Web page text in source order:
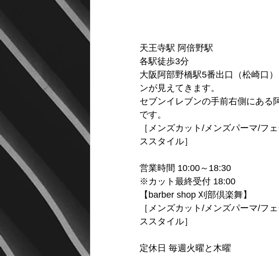
天王寺駅 阿倍野駅
各駅徒歩3分
大阪阿部野橋駅5番出口（松崎口
ンが見えてきます。
セブンイレブンの手前右側にある
です。
［メンズカット/メンズパーマ/フ
ススタイル］
営業時間 10:00～18:30
※カット最終受付 18:00
【barber shop 刈部倶楽舞】
［メンズカット/メンズパーマ/フ
ススタイル］
定休日 毎週火曜と木曜